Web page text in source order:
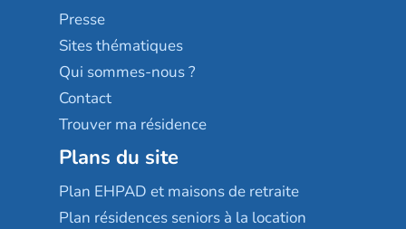
Sérénys
Résidences services Villa Médicis
Presse
Sites thématiques
Qui sommes-nous ?
Contact
Trouver ma résidence
Plans du site
Plan EHPAD et maisons de retraite
Plan résidences seniors à la location